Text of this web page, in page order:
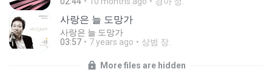
사랑은 늘 도망가
사랑은 늘 도망가
03:57
7 years ago 상범 장.
More files are hidden